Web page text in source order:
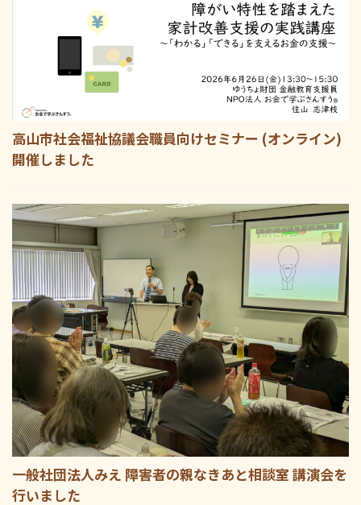
高山市社会福祉協議会職員向けセミナー (オンライン)
開催しました
一般社団法人みえ 障害者の親なきあと相談室 講演会を
行いました